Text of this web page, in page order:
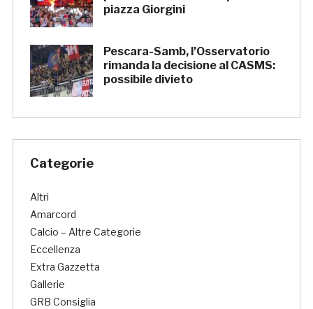
piazza Giorgini
Pescara-Samb, l’Osservatorio
rimanda la decisione al CASMS:
possibile divieto
Categorie
Altri
Amarcord
Calcio – Altre Categorie
Eccellenza
Extra Gazzetta
Gallerie
GRB Consiglia